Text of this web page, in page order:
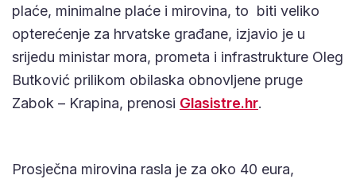
plaće, minimalne plaće i mirovina, to biti veliko
opterećenje za hrvatske građane, izjavio je u
srijedu ministar mora, prometa i infrastrukture Oleg
Butković prilikom obilaska obnovljene pruge
Zabok – Krapina, prenosi Glasistre.hr.
Prosječna mirovina rasla je za oko 40 eura,